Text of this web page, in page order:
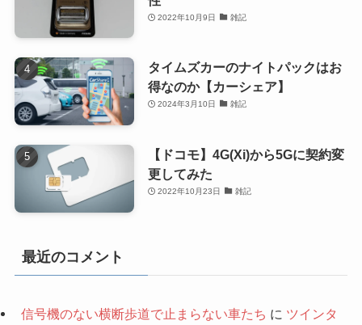
2022年10月9日 雑記
タイムズカーのナイトパックはお
得なのか【カーシェア】
2024年3月10日 雑記
【ドコモ】4G(Xi)から5Gに契約変
更してみた
2022年10月23日 雑記
最近のコメント
信号機のない横断歩道で止まらない車たち に ツインタ